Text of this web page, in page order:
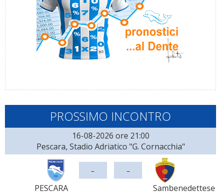
PROSSIMO INCONTRO
16-08-2026 ore 21:00
Pescara, Stadio Adriatico "G. Cornacchia"
PESCARA
- -
Sambenedettese